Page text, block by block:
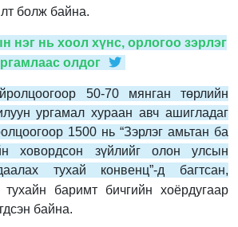
болж байна.
нэг нь хоол хүнс, орлогоо зэрлэг
олдог
50-70 мянган төрлийн
ургамал хураан авч ашигладаг
1500 нь “Зэрлэг амьтан ба
ховордсон зүйлийг олон улсын
тухай конвенц”-д багтсан,
баримт бичгийн хоёрдугаар
байна.